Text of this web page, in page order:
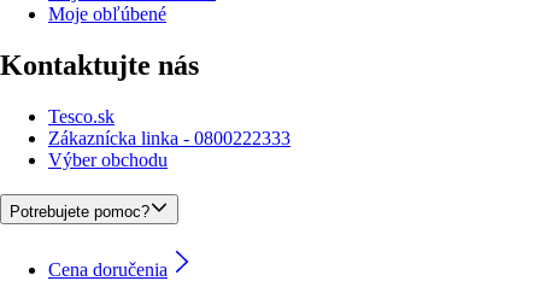
Moje obľúbené
Kontaktujte nás
Tesco.sk
Zákaznícka linka - 0800222333
Výber obchodu
Potrebujete pomoc?
Cena doručenia